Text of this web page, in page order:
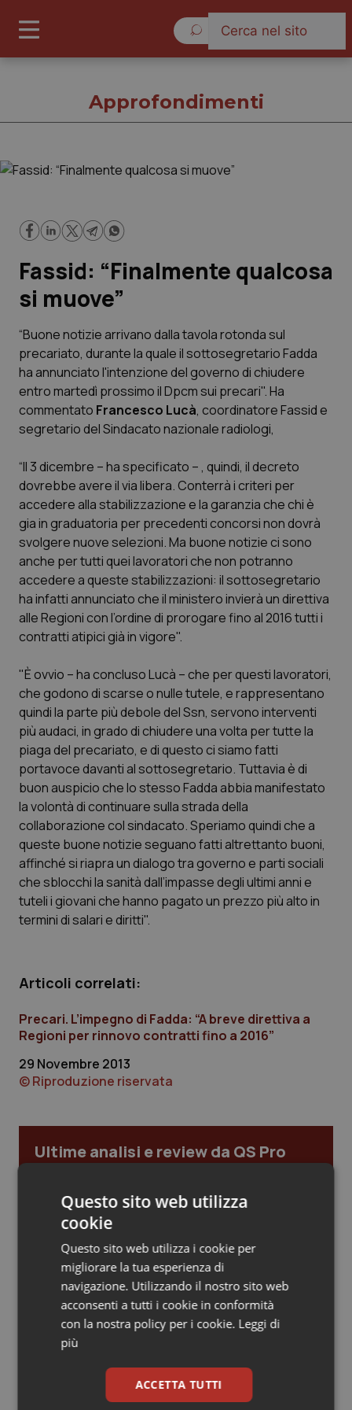
Cronache
Governo e Parlamento
Regioni e Asl
Lavoro e Professioni
Scienza e Farmaci
Studi e Analisi
Lettere al direttore
Edizioni Regionali
QS Pro
Professionisti Sanitari.AI
Abruzzo
Basilicata
Calabria
Campania
Emilia-Romagna
Friuli Venezia Giulia
Lazio
Liguria
Molise
Piemonte
Provincia Autonoma di Bolzano
Provincia Autonoma di Trento
Puglia
Sardegna
Sicilia
Toscana
QS Pro Gold
Artrite & artrosi
Asma & BPCO
Car-T
Colesterolo & coronaropatie
Dermatite Atopica
Diabete & glucometri
Disturbi dell’umore
Epatiti
HIV
Infezioni & Febbre
Ipertensione & Scompenso
Malattie rare
Malattia di Crohn & Rettocolite Ulcerosa
Neuroscienze & patologie neurodegenerative
Obesità
Oftalmologia
QS Club Newsletter
Approfondimenti
Fassid: “Finalmente qualcosa
si muove”
“Buone notizie arrivano dalla tavola rotonda sul
precariato, durante la quale il sottosegretario Fadda
ha annunciato l'intenzione del governo di chiudere
entro martedì prossimo il Dpcm sui precari". Ha
commentato Francesco Lucà, coordinatore Fassid e
segretario del Sindacato nazionale radiologi,
“Il 3 dicembre – ha specificato – , quindi, il decreto
dovrebbe avere il via libera. Conterrà i criteri per
accedere alla stabilizzazione e la garanzia che chi è
gia in graduatoria per precedenti concorsi non dovrà
svolgere nuove selezioni. Ma buone notizie ci sono
anche per tutti quei lavoratori che non potranno
accedere a queste stabilizzazioni: il sottosegretario
ha infatti annunciato che il ministero invierà un direttiva
alle Regioni con l’ordine di prorogare fino al 2016 tutti i
contratti atipici già in vigore".
"È ovvio – ha concluso Lucà – che per questi lavoratori,
che godono di scarse o nulle tutele, e rappresentano
quindi la parte più debole del Ssn, servono interventi
più audaci, in grado di chiudere una volta per tutte la
piaga del precariato, e di questo ci siamo fatti
portavoce davanti al sottosegretario. Tuttavia è di
buon auspicio che lo stesso Fadda abbia manifestato
la volontà di continuare sulla strada della
collaborazione col sindacato. Speriamo quindi che a
queste buone notizie seguano fatti altrettanto buoni,
affinché si riapra un dialogo tra governo e parti sociali
che sblocchi la sanità dall’impasse degli ultimi anni e
tuteli i giovani che hanno pagato un prezzo più alto in
termini di salari e diritti".
Articoli correlati:
Precari. L’impegno di Fadda: “A breve direttiva a
Regioni per rinnovo contratti fino a 2016”
29 Novembre 2013
© Riproduzione riservata
Ultime analisi e review da QS Pro
Cloud sanitario: infrastrutture,
compliance, GDPR e Risk management
Gestione dell'Ipertensione resistente:
dalle Linee Guida alle terapie innovative
modelli di responsabilità e autonomia
Questo sito web utilizza
cookie
Questo sito web utilizza i cookie per
migliorare la tua esperienza di
navigazione. Utilizzando il nostro sito web
acconsenti a tutti i cookie in conformità
con la nostra policy per i cookie. Leggi di
più
ACCETTA TUTTI